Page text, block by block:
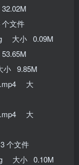
文件
大小 0.09M
小 9.85M
.mp4 大
.mp4 大
个文件
大小 0.10M